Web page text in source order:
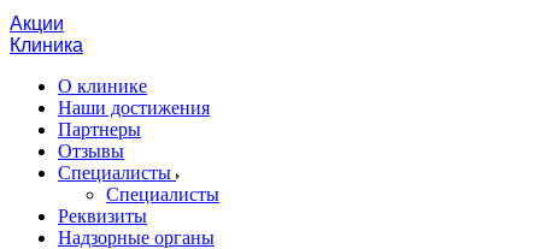
Акции
Клиника
О клинике
Наши достижения
Партнеры
Отзывы
Специалисты
Специалисты
Реквизиты
Надзорные органы